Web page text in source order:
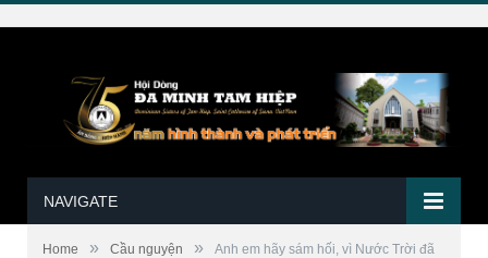
NAVIGATE
Home » Cầu nguyện »
Anh em hãy sám hối, vì Nước Trời đã